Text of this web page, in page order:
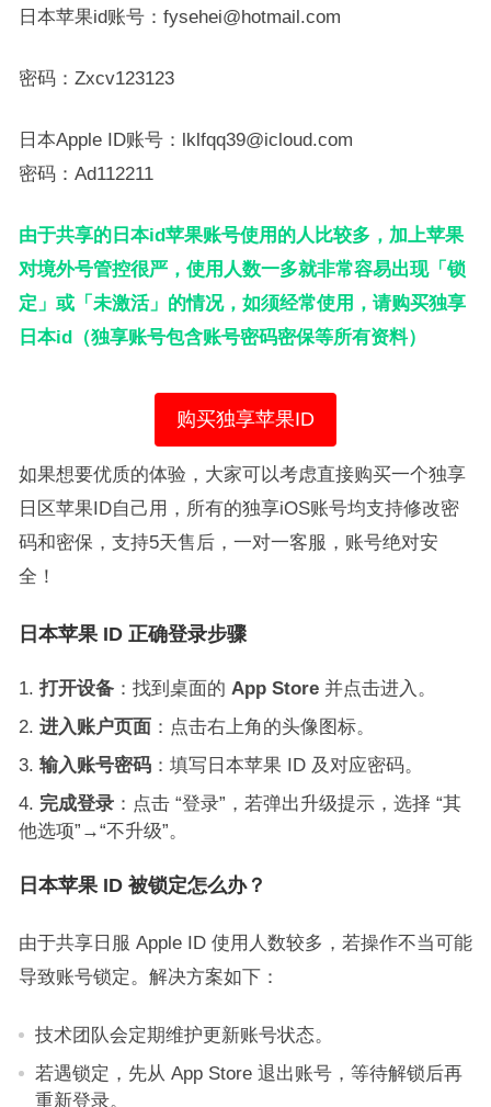
日本苹果id账号：fysehei@hotmail.com
密码：Zxcv123123
日本Apple ID账号：lklfqq39@icloud.com
密码：Ad112211
由于共享的日本id苹果账号使用的人比较多，加上苹果
对境外号管控很严，使用人数一多就非常容易出现「锁
定」或「未激活」的情况，如须经常使用，请购买独享
日本id（独享账号包含账号密码密保等所有资料）
购买独享苹果ID
如果想要优质的体验，大家可以考虑直接购买一个独享
日区苹果ID自己用，所有的独享iOS账号均支持修改密
码和密保，支持5天售后，一对一客服，账号绝对安
全！
日本苹果 ID 正确登录步骤
打开设备：找到桌面的 App Store并点击进入。
进入账户页面：点击右上角的头像图标。
输入账号密码：填写日本苹果 ID 及对应密码。
完成登录：点击 “登录”，若弹出升级提示，选择 “其
他选项”→“不升级”。
日本苹果 ID 被锁定怎么办？
由于共享日服 Apple ID 使用人数较多，若操作不当可能
导致账号锁定。解决方案如下：
技术团队会定期维护更新账号状态。
若遇锁定，先从 App Store 退出账号，等待解锁后再
重新登录。